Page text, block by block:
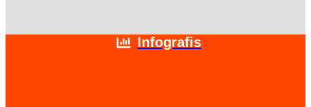
Infografis